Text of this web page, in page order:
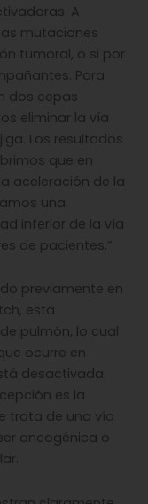
A
mutaciones
tumoral, o si por
Para
dos cepas
eliminar la vía
Los resultados
que en
aceleración de la
una
inferior de la vía
de pacientes.”
previamente en
está
pulmón, lo cual
ocurre en
desactivada.
es la
trata de una vía
oncogénica o